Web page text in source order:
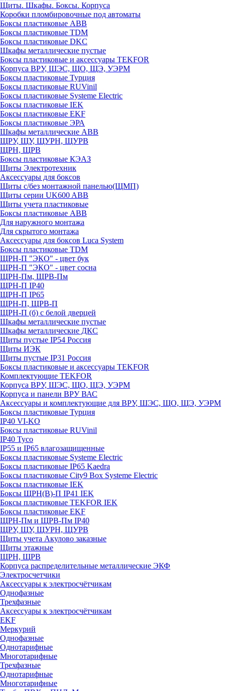
Щиты. Шкафы. Боксы. Корпуса
Коробки пломбировочные под автоматы
Боксы пластиковые ABB
Боксы пластиковые TDM
Боксы пластиковые DKC
Шкафы металлические пустые
Боксы пластиковые и аксессуары TEKFOR
Корпуса ВРУ, ШЭС, ЩО, ЩЭ, УЭРМ
Боксы пластиковые Турция
Боксы пластиковые RUVinil
Боксы пластиковые Systeme Electric
Боксы пластиковые IEK
Боксы пластиковые EKF
Боксы пластиковые ЭРА
Шкафы металлические ABB
ЩРУ, ЩУ, ЩУРН, ЩУРВ
ЩРН, ЩРВ
Боксы пластиковые КЭАЗ
Щиты Электротехник
Аксессуары для боксов
Щиты с/без монтажной панелью(ЩМП)
Щиты серии UK600 ABB
Щиты учета пластиковые
Боксы пластиковые ABB
Для наружного монтажа
Для скрытого монтажа
Аксессуары для боксов Luca System
Боксы пластиковые TDM
ЩРН-П "ЭКО" - цвет бук
ЩРН-П "ЭКО" - цвет сосна
ЩРН-Пм, ЩРВ-Пм
ЩРН-П IP40
ЩРН-П IP65
ЩРН-П, ЩРВ-П
ЩРН-П (б) с белой дверцей
Шкафы металлические пустые
Шкафы металлические ДКС
Щиты пустые IP54 Россия
Щиты ИЭК
Щиты пустые IP31 Россия
Боксы пластиковые и аксессуары TEKFOR
Комплектующие TEKFOR
Корпуса ВРУ, ШЭС, ЩО, ЩЭ, УЭРМ
Корпуса и панели ВРУ ВАС
Аксессуары и комплектующие для ВРУ, ШЭС, ЩО, ЩЭ, УЭРМ
Боксы пластиковые Турция
IP40 VI-KO
Боксы пластиковые RUVinil
IP40 Тусо
IP55 и IP65 влагозащищенные
Боксы пластиковые Systeme Electric
Боксы пластиковые IP65 Kaedra
Боксы пластиковые City9 Box Systeme Electric
Боксы пластиковые IEK
Боксы ЩРН(В)-П IP41 IEK
Боксы пластиковые TEKFOR IEK
Боксы пластиковые EKF
ЩРН-Пм и ЩРВ-Пм IP40
ЩРУ, ЩУ, ЩУРН, ЩУРВ
Щиты учета Акулово заказные
Щиты этажные
ЩРН, ЩРВ
Корпуса распределительные металлические ЭКФ
Электросчетчики
Аксессуары к электросчётчикам
Однофазные
Трехфазные
Аксессуары к электросчётчикам
EKF
Меркурий
Однофазные
Однотарифные
Многотарифные
Трехфазные
Однотарифные
Многотарифные